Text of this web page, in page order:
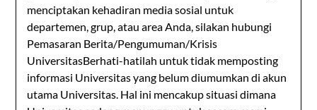
menciptakan kehadiran media sosial untuk
departemen, grup, atau area Anda, silakan hubungi
Pemasaran Berita/Pengumuman/Krisis
UniversitasBerhati-hatilah untuk tidak memposting
informasi Universitas yang belum diumumkan di akun
utama Universitas. Hal ini mencakup situasi dimana